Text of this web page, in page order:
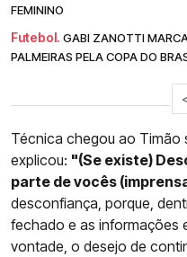
FEMININO
Futebol. GABI ZANOTTI
PALMEIRAS PELA COPA DO
Técnica chegou ao Timão
explicou: "(Se existe)
parte de vocês
desconfiança, porque,
fechado e as informações
vontade, o desejo de